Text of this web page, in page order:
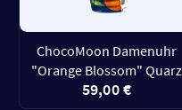
ChocoMoon Damenuhr
"Orange Blossom" Quarz
59,00 €